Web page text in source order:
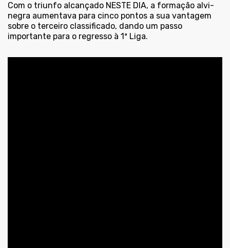
Com o triunfo alcançado NESTE DIA, a formação alvi-
negra aumentava para cinco pontos a sua vantagem
sobre o terceiro classificado, dando um passo
importante para o regresso à 1ª Liga.